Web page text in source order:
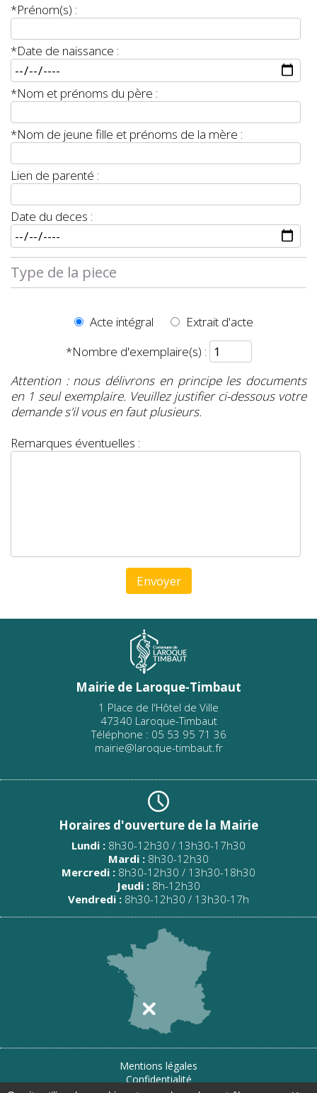
*Prénom(s) :
*Date de naissance :
*Nom et prénoms du père :
*Nom de jeune fille et prénoms de la mère :
Lien de parenté :
Date du deces :
Type de la piece
Acte intégral
Extrait d'acte
*Nombre d'exemplaire(s) :
Attention : nous délivrons en principe les documents
en 1 seul exemplaire. Veuillez justifier ci-dessous votre
demande s'il vous en faut plusieurs.
Remarques éventuelles :
Mairie de Laroque-Timbaut
1 Place de l'Hôtel de Ville
47340 Laroque-Timbaut
Téléphone : 05 53 95 71 36
mairie@laroque-timbaut.fr
Horaires d'ouverture de la Mairie
Lundi : 8h30-12h30 / 13h30-17h30
Mardi : 8h30-12h30
Mercredi : 8h30-12h30 / 13h30-18h30
Jeudi : 8h-12h30
Vendredi : 8h30-12h30 / 13h30-17h
Mentions légales
Confidentialité